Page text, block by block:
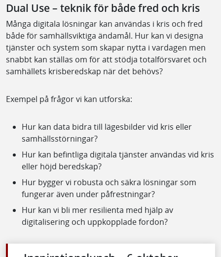
Dual Use – teknik för både fred och kris
Många digitala lösningar kan användas i kris och fred
både för samhällsviktiga ändamål. Hur kan vi designa
tjänster och system som skapar nytta i vardagen men
snabbt kan ställas om för att stödja totalförsvaret och
samhällets krisberedskap när det behövs?
Exempel på frågor vi kan utforska:
Hur kan data bidra till lägesbilder vid kris eller
samhällsstörningar?
Hur kan befintliga digitala tjänster användas vid kris
eller höjd beredskap?
Hur bygger vi robusta och säkra lösningar som
fungerar även under påfrestningar?
Hur kan vi bli mer resilienta med hjälp av
digitalisering och uppkopplade fordon?